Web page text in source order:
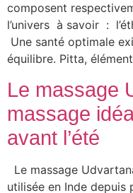
composent
l’univers à savoir :
Une santé optimale
équilibre. Pitta,
Le massage
massage
avant l’été
Le massage
utilisée en Inde depuis